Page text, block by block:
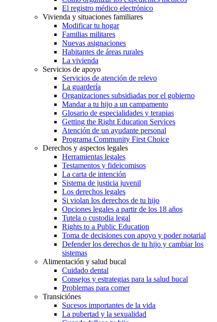
El registro médico electrónico
Vivienda y situaciones familiares
Modificar tu hogar
Familias militares
Nuevas asignaciones
Habitantes de áreas rurales
La vivienda
Servicios de apoyo
Servicios de atención de relevo
La guardería
Organizaciones subsidiadas por el gobierno
Mandar a tu hijo a un campamento
Glosario de especialidades y terapias
Getting the Right Education Services
Atención de un ayudante personal
Programa Community First Choice
Derechos y aspectos legales
Herramientas legales
Testamentos y fideicomisos
La carta de intención
Sistema de justicia juvenil
Los derechos legales
Si violan los derechos de tu hijo
Opciones legales a partir de los 18 años
Tutela o custodia legal
Rights to a Public Education
Toma de decisiones con apoyo y poder notarial
Defender los derechos de tu hijo y cambiar los
sistemas
Alimentación y salud bucal
Cuidado dental
Consejos y estrategias para la salud bucal
Problemas para comer
Transiciónes
Sucesos importantes de la vida
La pubertad y la sexualidad